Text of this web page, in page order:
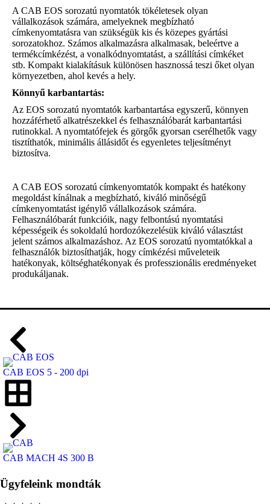
A CAB EOS sorozatú nyomtatók tökéletesek olyan
vállalkozások számára, amelyeknek megbízható
címkenyomtatásra van szükségük kis és közepes gyártási
sorozatokhoz. Számos alkalmazásra alkalmasak, beleértve a
termékcímkézést, a vonalkódnyomtatást, a szállítási címkéket
stb. Kompakt kialakításuk különösen hasznossá teszi őket olyan
környezetben, ahol kevés a hely.
Könnyű karbantartás:
Az EOS sorozatú nyomtatók karbantartása egyszerű, könnyen
hozzáférhető alkatrészekkel és felhasználóbarát karbantartási
rutinokkal. A nyomtatófejek és görgők gyorsan cserélhetők vagy
tisztíthatók, minimális állásidőt és egyenletes teljesítményt
biztosítva.
A CAB EOS sorozatú címkenyomtatók kompakt és hatékony
megoldást kínálnak a megbízható, kiváló minőségű
címkenyomtatást igénylő vállalkozások számára.
Felhasználóbarát funkcióik, nagy felbontású nyomtatási
képességeik és sokoldalú hordozókezelésük kiváló választást
jelent számos alkalmazáshoz. Az EOS sorozatú nyomtatókkal a
felhasználók biztosíthatják, hogy címkézési műveleteik
hatékonyak, költséghatékonyak és professzionális eredményeket
produkáljanak.
CAB EOS 5 - 200 dpi
CAB MACH 4S 300 B
Ügyfeleink mondták